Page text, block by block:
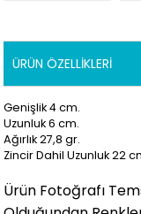
ÜRÜN ÖZELLIKLERI
Genişlik 4 cm.
Uzunluk 6 cm.
Ağırlık 27,8 gr.
Zincir Dahil Uzunluk 22
Ürün Fotoğrafı